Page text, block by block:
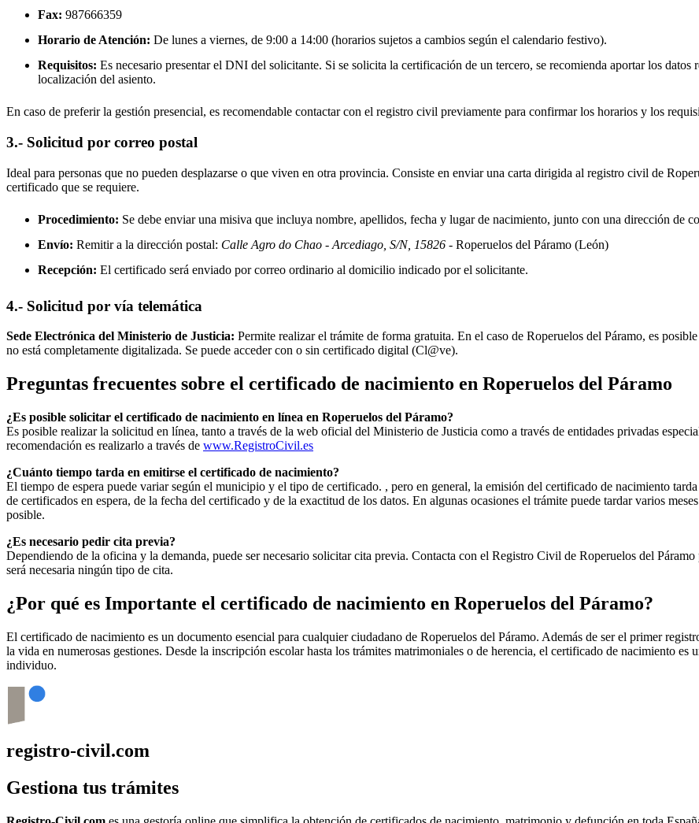
Fax: 987666359
Horario de Atención: De lunes a viernes, de 9:00 a 14:00 (horarios sujetos a cambios según el calendario festivo).
Requisitos: Es necesario presentar el DNI del solicitante. Si se solicita la certificación de un tercero, se recomienda aportar los
localización del asiento.
En caso de preferir la gestión presencial, es recomendable contactar con el registro civil previamente para confirmar los horarios y los
3.- Solicitud por correo postal
Ideal para personas que no pueden desplazarse o que viven en otra provincia. Consiste en enviar una carta dirigida al registro civil de
certificado que se requiere.
Procedimiento: Se debe enviar una misiva que incluya nombre, apellidos, fecha y lugar de nacimiento, junto con una dirección de
Envío: Remitir a la dirección postal: Calle Agro do Chao - Arcediago, S/N, 15826 - Roperuelos del Páramo (León)
Recepción: El certificado será enviado por correo ordinario al domicilio indicado por el solicitante.
4.- Solicitud por vía telemática
Sede Electrónica del Ministerio de Justicia: Permite realizar el trámite de forma gratuita. En el caso de Roperuelos del Páramo, es
no está completamente digitalizada. Se puede acceder con o sin certificado digital (Cl@ve).
Preguntas frecuentes sobre el certificado de nacimiento en Roperuelos del Páramo
¿Es posible solicitar el certificado de nacimiento en línea en Roperuelos del Páramo?
Es posible realizar la solicitud en línea, tanto a través de la web oficial del Ministerio de Justicia como a través de entidades privadas
recomendación es realizarlo a través de www.RegistroCivil.es
¿Cuánto tiempo tarda en emitirse el certificado de nacimiento?
El tiempo de espera puede variar según el municipio y el tipo de certificado. , pero en general, la emisión del certificado de nacimiento
de certificados en espera, de la fecha del certificado y de la exactitud de los datos. En algunas ocasiones el trámite puede tardar varios
posible.
¿Es necesario pedir cita previa?
Dependiendo de la oficina y la demanda, puede ser necesario solicitar cita previa. Contacta con el Registro Civil de Roperuelos del Páramo
será necesaria ningún tipo de cita.
¿Por qué es Importante el certificado de nacimiento en Roperuelos del Páramo?
El certificado de nacimiento es un documento esencial para cualquier ciudadano de Roperuelos del Páramo. Además de ser el primer
la vida en numerosas gestiones. Desde la inscripción escolar hasta los trámites matrimoniales o de herencia, el certificado de nacimiento
individuo.
registro-civil.com
Gestiona tus trámites